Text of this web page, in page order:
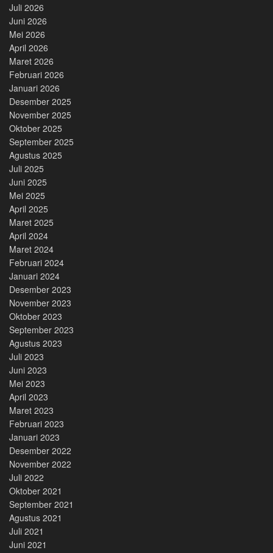
Juli 2026
Juni 2026
Mei 2026
April 2026
Maret 2026
Februari 2026
Januari 2026
Desember 2025
November 2025
Oktober 2025
September 2025
Agustus 2025
Juli 2025
Juni 2025
Mei 2025
April 2025
Maret 2025
April 2024
Maret 2024
Februari 2024
Januari 2024
Desember 2023
November 2023
Oktober 2023
September 2023
Agustus 2023
Juli 2023
Juni 2023
Mei 2023
April 2023
Maret 2023
Februari 2023
Januari 2023
Desember 2022
November 2022
Juli 2022
Oktober 2021
September 2021
Agustus 2021
Juli 2021
Juni 2021